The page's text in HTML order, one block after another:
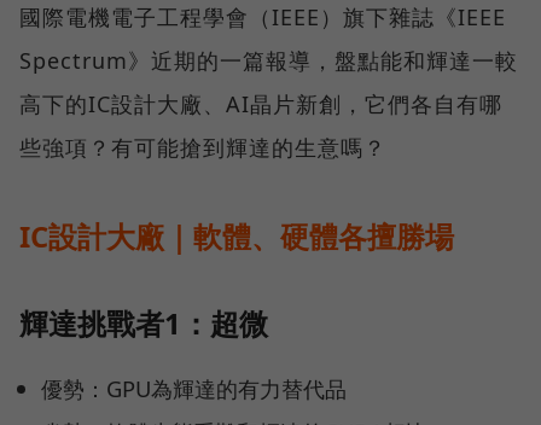
國際電機電子工程學會（IEEE）旗下雜誌《IEEE
Spectrum》近期的一篇報導，盤點能和輝達一較
高下的IC設計大廠、AI晶片新創，它們各自有哪
些強項？有可能搶到輝達的生意嗎？
IC設計大廠｜軟體、硬體各擅勝場
輝達挑戰者1：超微
優勢：GPU為輝達的有力替代品